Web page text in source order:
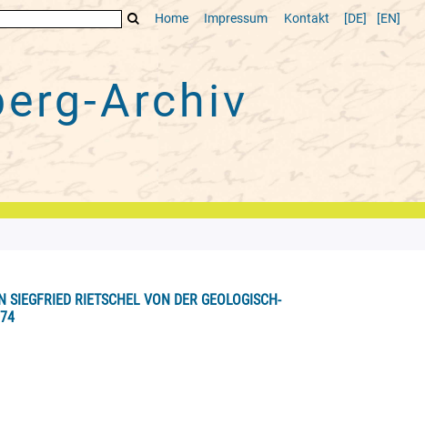
Home Impressum Kontakt [DE] [EN]
Archiv
RIETSCHEL VON DER GEOLOGISCH-